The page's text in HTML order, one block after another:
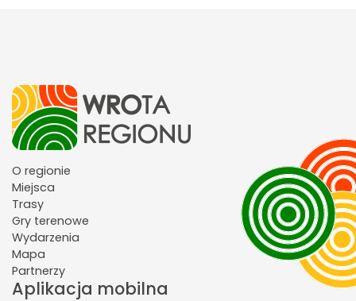
O regionie
Miejsca
Trasy
Gry terenowe
Wydarzenia
Mapa
Partnerzy
Aplikacja mobilna